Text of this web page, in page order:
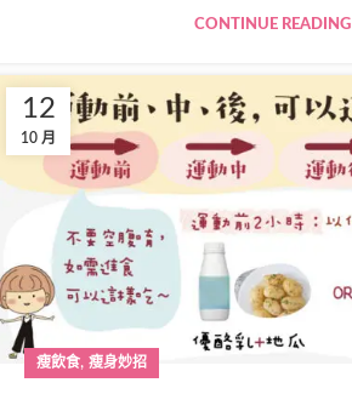
CONTINUE READING
12
10 月
瘦飲食, 瘦身妙招